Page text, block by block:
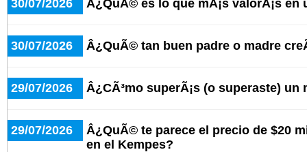
30/07/2026 Â¿QuÃ© es lo que mÃ¡s valorÃ¡s en
30/07/2026 Â¿QuÃ© tan buen padre o madre
29/07/2026 Â¿CÃ³mo superÃ¡s (o superaste) un
29/07/2026
Â¿QuÃ© te parece el precio de $20
en el Kempes?